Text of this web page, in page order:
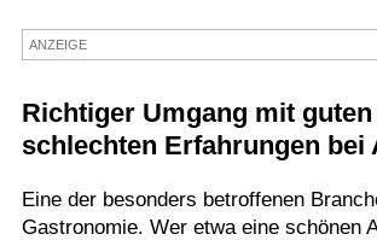
ANZEIGE
Richtiger Umgang mit guten
schlechten Erfahrungen bei
Eine der besonders betroffenen
Gastronomie. Wer etwa eine schönen